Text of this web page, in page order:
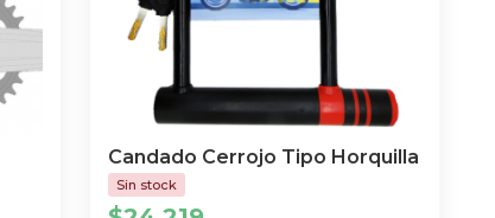
Candado Cerrojo Tipo Horquilla